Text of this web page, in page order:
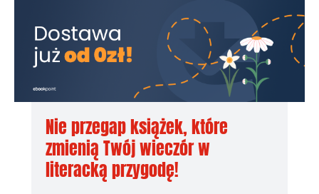
Nie przegap książek, które
zmienią Twój wieczór w
literacką przygodę!